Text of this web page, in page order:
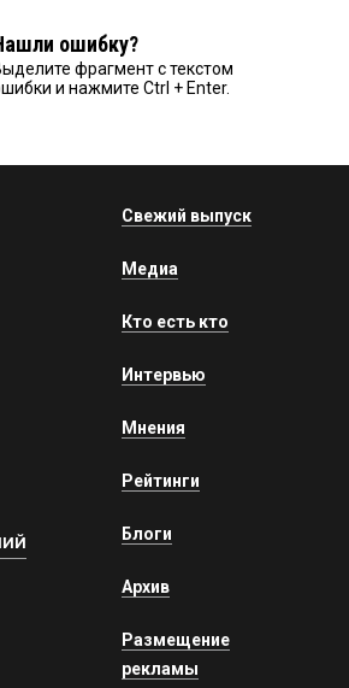
ошибку?
фрагмент с текстом
и нажмите Ctrl + Enter.
Свежий выпуск
Медиа
Кто есть кто
Интервью
Мнения
Рейтинги
Блоги
Архив
Размещение
рекламы